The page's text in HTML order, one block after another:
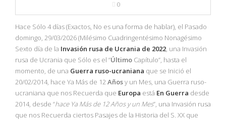
0
Hace Sólo 4 días (Exactos, No es una forma de hablar), el Pasado
domingo, 29/03/2026 (Milésimo Cuadringentésimo Nonagésimo
Sexto día de la Invasión rusa de Ucrania de 2022, una Invasión
rusa de Ucrania que Sólo es el “Último Capítulo”, hasta el
momento, de una Guerra ruso-ucraniana que se Inició el
20/02/2014, hace Ya Más de 12 Añosy un Mes, una Guerra ruso-
ucraniana que nos Recuerda que Europa está En Guerra desde
2014, desde “hace Ya Más de 12 Años y un Mes”, una Invasión rusa
que nos Recuerda ciertos Pasajes de la Historia del S. XX que